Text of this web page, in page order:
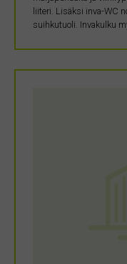
liiteri. Lisäksi inva-WC
suihkutuoli. Invakulku